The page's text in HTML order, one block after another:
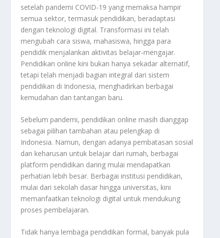
setelah pandemi COVID-19 yang memaksa hampir
semua sektor, termasuk pendidikan, beradaptasi
dengan teknologi digital. Transformasi ini telah
mengubah cara siswa, mahasiswa, hingga para
pendidik menjalankan aktivitas belajar-mengajar.
Pendidikan online kini bukan hanya sekadar alternatif,
tetapi telah menjadi bagian integral dari sistem
pendidikan di Indonesia, menghadirkan berbagai
kemudahan dan tantangan baru.
Sebelum pandemi, pendidikan online masih dianggap
sebagai pilihan tambahan atau pelengkap di
Indonesia. Namun, dengan adanya pembatasan sosial
dan keharusan untuk belajar dari rumah, berbagai
platform pendidikan daring mulai mendapatkan
perhatian lebih besar. Berbagai institusi pendidikan,
mulai dari sekolah dasar hingga universitas, kini
memanfaatkan teknologi digital untuk mendukung
proses pembelajaran.
Tidak hanya lembaga pendidikan formal, banyak pula